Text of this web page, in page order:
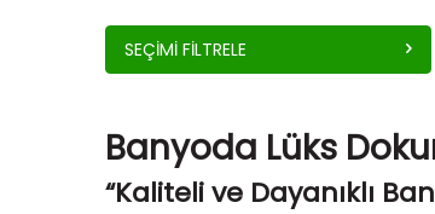
SEÇIMI FILTRELE
Banyoda Lüks
“Kaliteli ve Dayanıklı